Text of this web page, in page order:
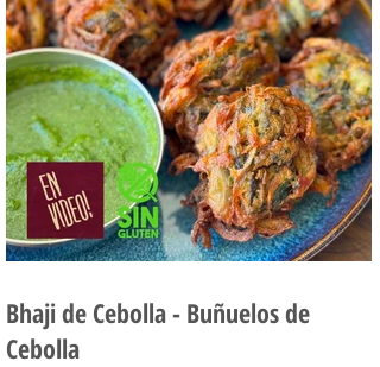
Hervir los papines con piel hasta que estén
cocidos. En una sartén com un poquito de
aceite de oliva coloc
Bhaji de Cebolla - Buñuelos de
Cebolla